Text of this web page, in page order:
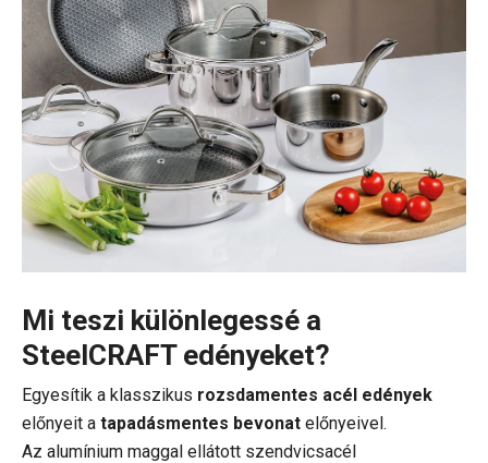
Mi teszi különlegessé a
SteelCRAFT edényeket?
Egyesítik a klasszikus rozsdamentes acél edények
előnyeit a tapadásmentes bevonat előnyeivel.
Az alumínium maggal ellátott szendvicsacél